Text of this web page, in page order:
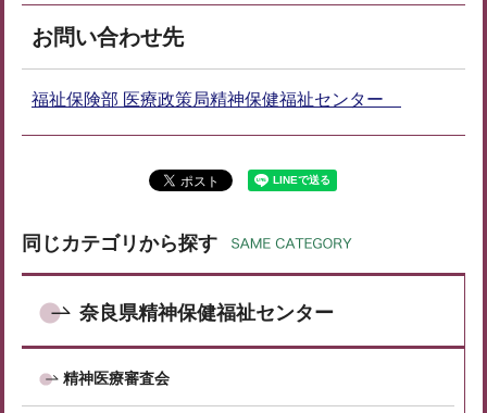
お問い合わせ先
福祉保険部 医療政策局精神保健福祉センター
同じカテゴリから探す
奈良県精神保健福祉センター
精神医療審査会